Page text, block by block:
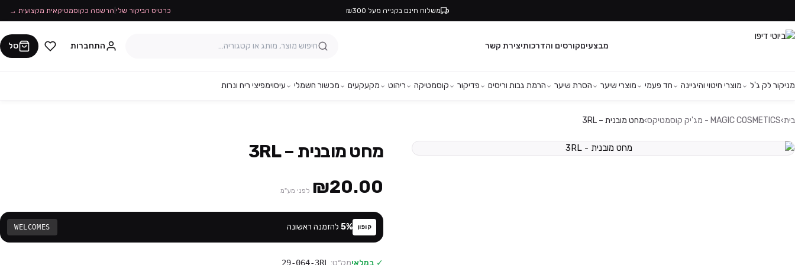
משלוח חינם בקנייה מעל ₪300 כרטיס הביקור שלי הרשמה כקוסמטיקאית מקצועית →
מבצעיםקורסים והדרכותיצירת קשר התחברות סל
מניקור לק ג'ל מוצרי חיטוי והיגיינה חד פעמי מוצרי שיער הסרת שיער הרמת גבות וריסים פדיקור קוסמטיקה ריהוט מקעקעים מכשור חשמלי עיסוימפיצי ריח ונרות
בית›MAGIC COSMETICS - מג'יק קוסמטיקס ›מחט מובנית – 3RL
מחט מובנית – 3RL
₪20.00 לפני מע"מ
קופון 5% להזמנה ראשונה WELCOMES
✓ במלאימק״ט: 29-064-3RL